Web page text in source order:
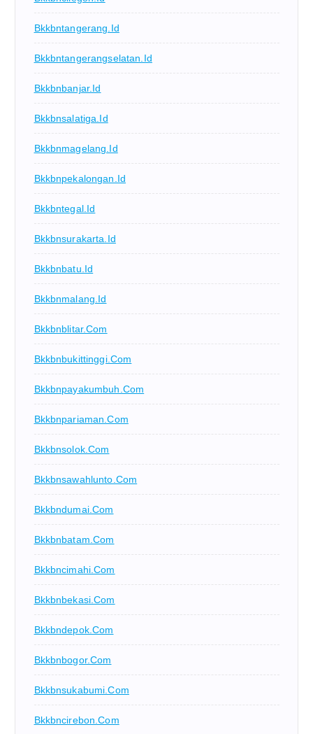
Bkkbntangerang.id
Bkkbntangerangselatan.id
Bkkbnbanjar.id
Bkkbnsalatiga.id
Bkkbnmagelang.id
Bkkbnpekalongan.id
Bkkbntegal.id
Bkkbnsurakarta.id
Bkkbnbatu.id
Bkkbnmalang.id
Bkkbnblitar.com
Bkkbnbukittinggi.com
Bkkbnpayakumbuh.com
Bkkbnpariaman.com
Bkkbnsolok.com
Bkkbnsawahlunto.com
Bkkbndumai.com
Bkkbnbatam.com
Bkkbncimahi.com
Bkkbnbekasi.com
Bkkbndepok.com
Bkkbnbogor.com
Bkkbnsukabumi.com
Bkkbncirebon.com